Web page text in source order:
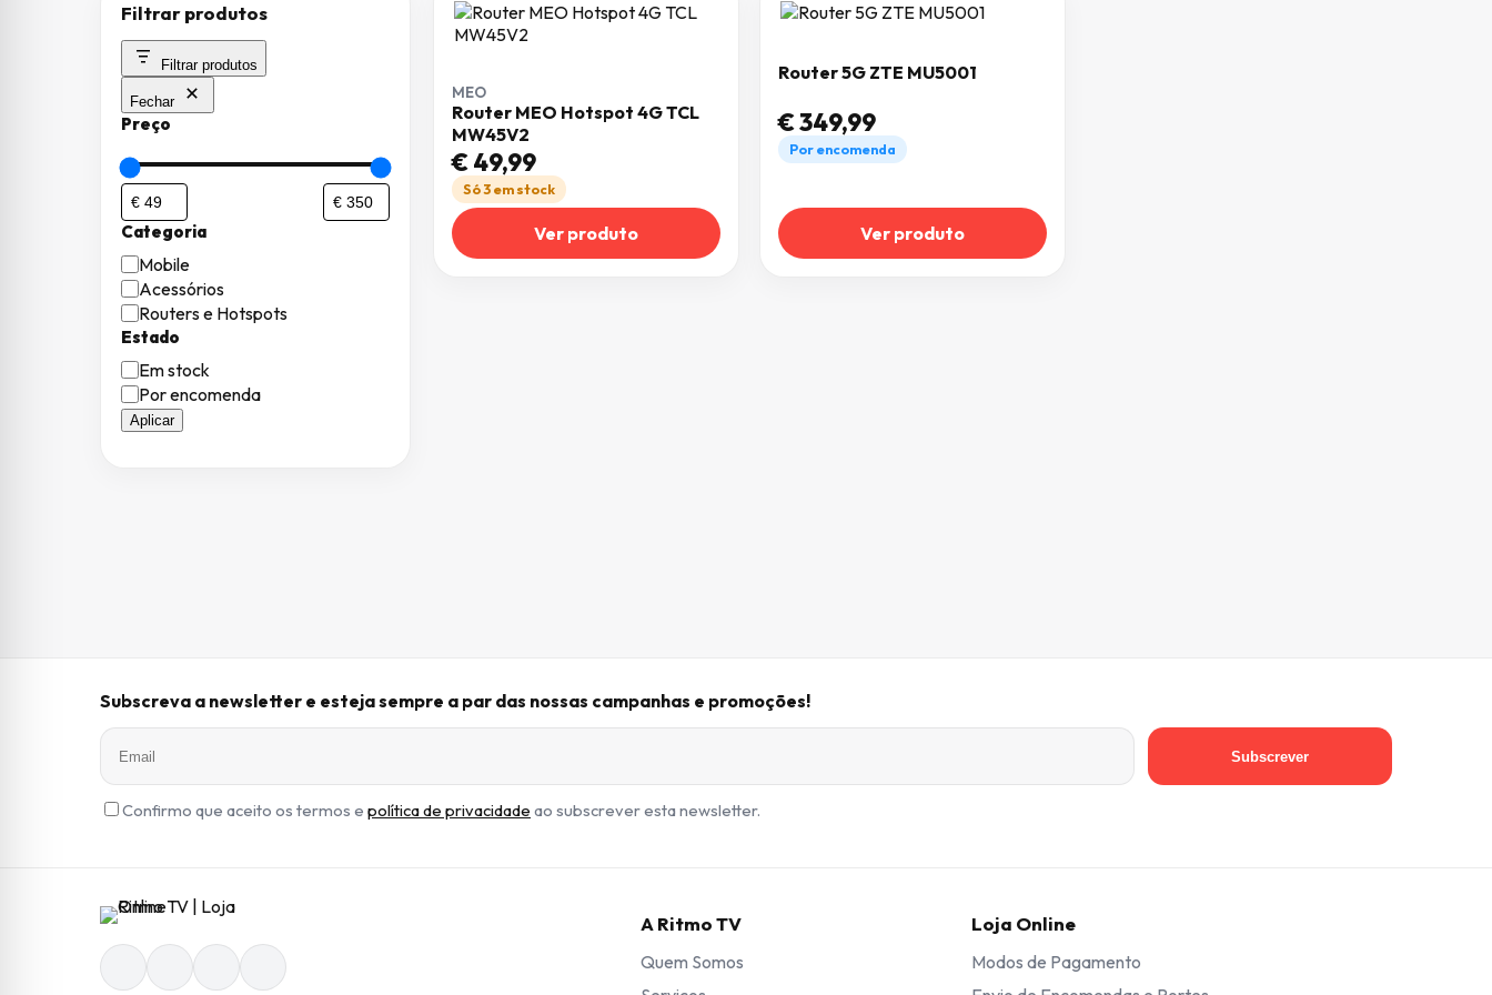
Filtrar produtos
Filtrar produtos
Fechar
Preço
Categoria
Categoria
Mobile
Acessórios
Routers e Hotspots
Estado
Estado
Em stock
Por encomenda
Aplicar
MEO
Router MEO Hotspot 4G TCL
MW45V2
€49,99
Só 3 em stock
Ver produto
Router 5G ZTE MU5001
€349,99
Por encomenda
Ver produto
Subscreva a newsletter e esteja sempre a par das nossas campanhas e promoções!
Subscrever
Confirmo que aceito os termos e política de privacidade ao subscrever esta newsletter.
A Ritmo TV
Quem Somos
Loja Online
Modos de Pagamento